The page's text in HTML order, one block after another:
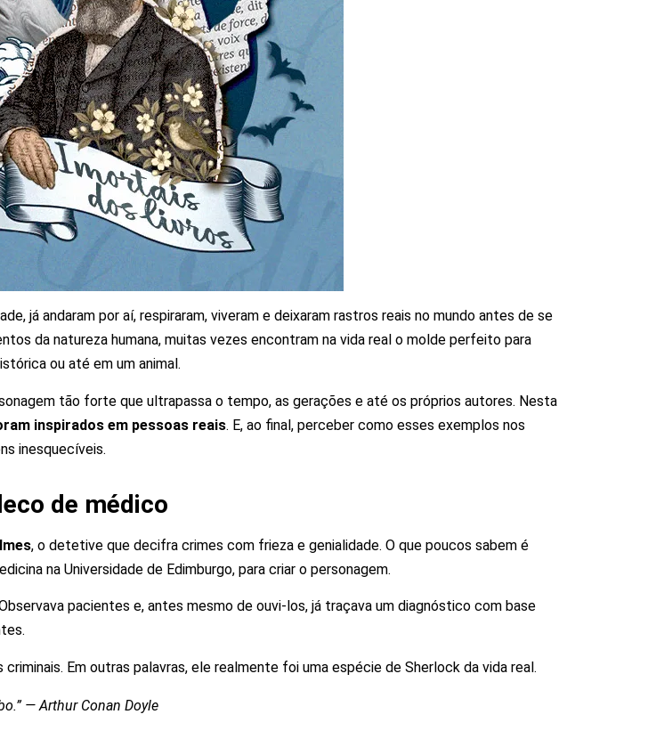
já andaram por aí, respiraram, viveram e deixaram rastros reais no mundo antes de se
da natureza humana, muitas vezes encontram na vida real o molde perfeito para
ou até em um animal.
tão forte que ultrapassa o tempo, as gerações e até os próprios autores. Nesta
inspirados em pessoas reais. E, ao final, perceber como esses exemplos nos
inesquecíveis.
de médico
, o detetive que decifra crimes com frieza e genialidade. O que poucos sabem é
na Universidade de Edimburgo, para criar o personagem.
pacientes e, antes mesmo de ouvi-los, já traçava um diagnóstico com base
Em outras palavras, ele realmente foi uma espécie de Sherlock da vida real.
— Arthur Conan Doyle